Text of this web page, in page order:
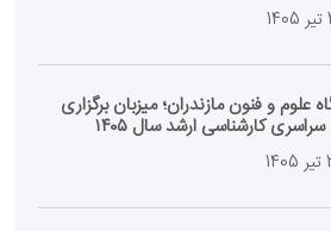
علوم و فنون مازندران؛ میزبان برگزاری
کارشناسی‌ ارشد سال ۱۴۰۵